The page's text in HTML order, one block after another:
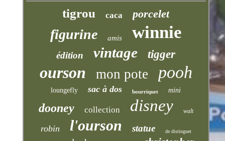
tigrou caca porcelet
figurine amis winnie
édition vintage tigger
ourson mon pote pooh
loungefly sac à dos bourriquet mini
dooney collection disney walt
robin l'ourson statue de distinguer